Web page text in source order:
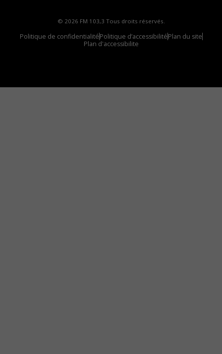
© 2026 FM 103,3 Tous droits réservés.
Politique de confidentialitéPolitique d’accessibilitéPlan du site
Plan d'accessibilite